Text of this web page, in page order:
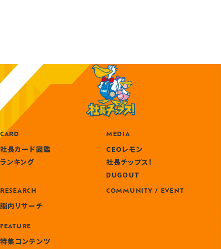
CARD
社長カード図鑑
ランキング
MEDIA
CEOレモン
社長チップス！
DUGOUT
RESEARCH
脳内リサーチ
FEATURE
特集コンテンツ
COMMUNITY / EVENT